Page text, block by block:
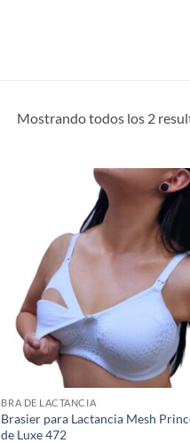
Mostrando todos los 2
BRA DE LACTANCIA
Brasier para Lactancia Mesh
de Luxe 472